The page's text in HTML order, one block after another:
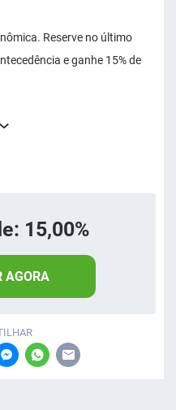
Reserve no último
e ganhe 15% de
15,00%
AGORA